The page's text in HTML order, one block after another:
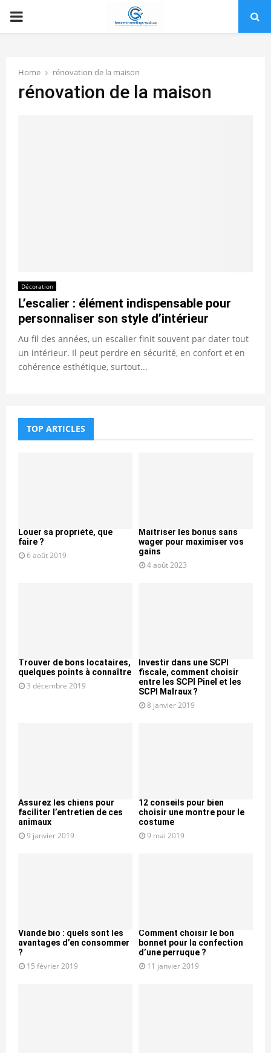
PRIMARY
Home rénovation de la maison
rénovation de la maison
Décoration
L’escalier : élément indispensable pour
personnaliser son style d’intérieur
Au fil des années, un escalier finit souvent par dater tout
un intérieur. Il peut perdre en sécurité, en confort et en
cohérence esthétique, surtout...
TOP ARTICLES
Louer sa propriété, que
faire ?
6 août 2019
Maitriser les bonus sans
wager pour maximiser vos
gains
4 août 2023
Trouver de bons locataires,
quelques points à connaître
3 décembre 2019
Investir dans une SCPI
fiscale, comment choisir
entre les SCPI Pinel et les
SCPI Malraux ?
8 janvier 2019
Assurez les chiens pour
faciliter l’entretien de ces
animaux
9 janvier 2019
12 conseils pour bien
choisir une montre pour le
costume
9 mai 2019
Viande bio : quels sont les
avantages d’en consommer
?
15 février 2019
Comment choisir le bon
bonnet pour la confection
d’une perruque ?
11 janvier 2019